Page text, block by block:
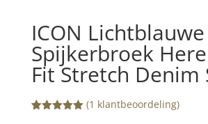
ICON
Spijkerbroek
Fit Stretch Denim
(1 klantbeoordeling)